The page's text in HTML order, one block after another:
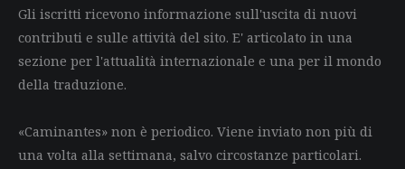
Gli iscritti ricevono informazione sull'uscita di nuovi
contributi e sulle attività del sito. E' articolato in una
sezione per l'attualità internazionale e una per il mondo
della traduzione.
«Caminantes» non è periodico. Viene inviato non più di
una volta alla settimana, salvo circostanze particolari.